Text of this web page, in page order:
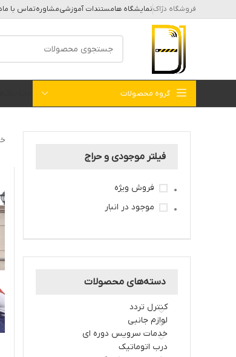
فروشگاه دژاکنمایشگاه هامستندات آموزشیمشاورهتماس با ما
گروه محصولات
فیلتر موجودی و حراج
فروش ویژه
موجود در انبار
دسته‌های محصولات
کنترل تردد
لوازم جانبی
خدمات سرویس دوره ای
درب اتوماتیک